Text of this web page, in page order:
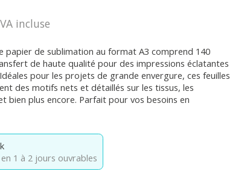
incluse
papier de sublimation au format A3 comprend 140
de haute qualité pour des impressions éclatantes
pour les projets de grande envergure, ces feuilles
des motifs nets et détaillés sur les tissus, les
bien plus encore. Parfait pour vos besoins en
1 à 2 jours ouvrables